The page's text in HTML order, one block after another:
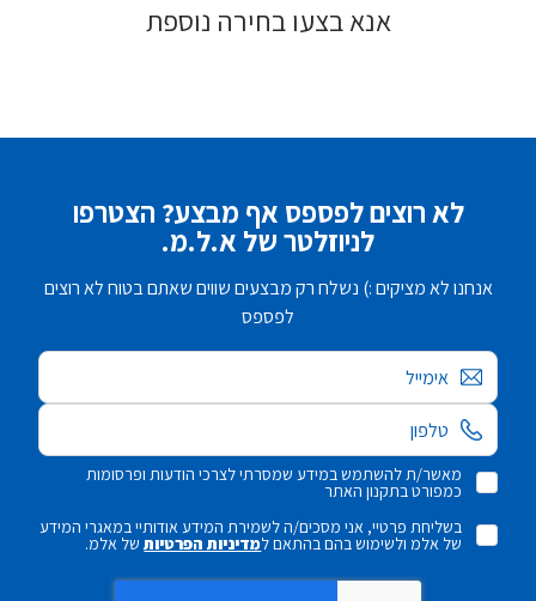
אנא בצעו בחירה נוספת
לא רוצים לפספס אף מבצע? הצטרפו
לניוזלטר של א.ל.מ.
אנחנו לא מציקים :) נשלח רק מבצעים שווים שאתם בטוח לא רוצים
לפספס
אימייל
מאשר/ת להשתמש במידע שמסרתי לצרכי הודעות ופרסומות
כמפורט בתקנון האתר
בשליחת פרטיי, אני מסכים/ה לשמירת המידע אודותיי במאגרי המידע
של אלמ ולשימוש בהם בהתאם למדיניות הפרטיותשל אלמ.